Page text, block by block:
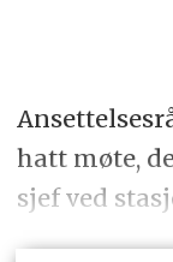
hatt møte,
sjef ved